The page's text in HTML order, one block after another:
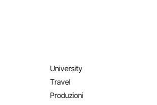
University
Travel
Produzioni